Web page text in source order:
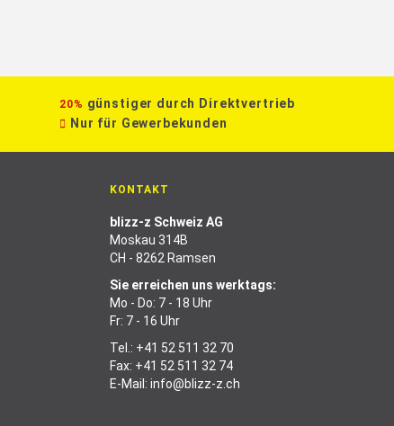
20% günstiger durch Direktvertrieb
Nur für Gewerbekunden
KONTAKT
blizz-z Schweiz AG
Moskau 314B
CH - 8262 Ramsen
Sie erreichen uns werktags:
Mo - Do: 7 - 18 Uhr
Fr: 7 - 16 Uhr
Tel.: +41 52 511 32 70
Fax: +41 52 511 32 74
E-Mail: info@blizz-z.ch